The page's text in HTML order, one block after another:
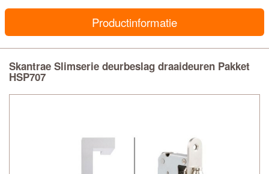
Productinformatie
Skantrae Slimserie deurbeslag draaideuren Pakket
HSP707